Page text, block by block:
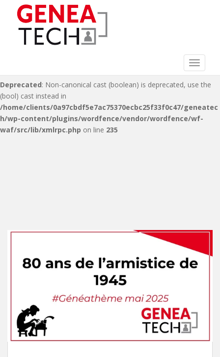
Deprecated: Non-canonical cast (double) is deprecated, use the
(float) cast instead in
/home/clients/0a97cbdf5e7ac75370ecbc25f33f0c47/geneatec
Deprecated: Non-canonical cast (boolean) is deprecated, use the
(bool) cast instead in
/home/clients/0a97cbdf5e7ac75370ecbc25f33f0c47/geneatec
h/wp-content/plugins/wordfence/vendor/wordfence/wf-
waf/src/lib/xmlrpc.php on line 235
Toggle